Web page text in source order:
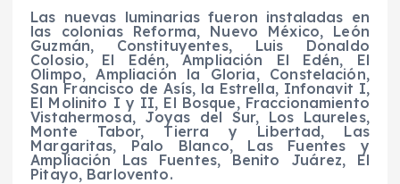
Las nuevas luminarias fueron instaladas en
las colonias Reforma, Nuevo México, León
Guzmán, Constituyentes, Luis Donaldo
Colosio, El Edén, Ampliación El Edén, El
Olimpo, Ampliación la Gloria, Constelación,
San Francisco de Asís, la Estrella, Infonavit I,
El Molinito I y II, El Bosque, Fraccionamiento
Vistahermosa, Joyas del Sur, Los Laureles,
Monte Tabor, Tierra y Libertad, Las
Margaritas, Palo Blanco, Las Fuentes y
Ampliación Las Fuentes, Benito Juárez, El
Pitayo, Barlovento.